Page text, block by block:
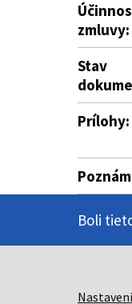
zmluvy:
Stav
Prílohy:
Boli